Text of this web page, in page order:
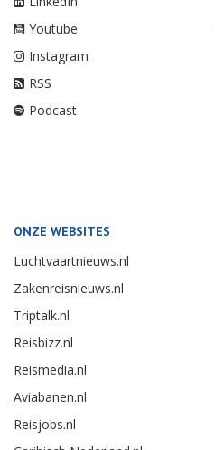
Youtube
Instagram
RSS
Podcast
ONZE WEBSITES
Luchtvaartnieuws.nl
Zakenreisnieuws.nl
Triptalk.nl
Reisbizz.nl
Reismedia.nl
Aviabanen.nl
Reisjobs.nl